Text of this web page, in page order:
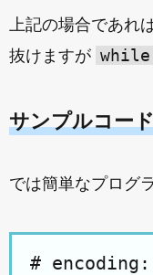
上記の場合であれ
抜けますが while
サンプルコー
では簡単なプログ
# encoding: